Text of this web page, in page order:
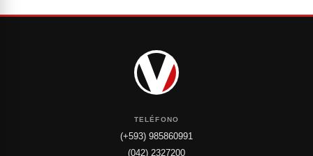
TELÉFONO
(+593) 985860991
(042) 2327200